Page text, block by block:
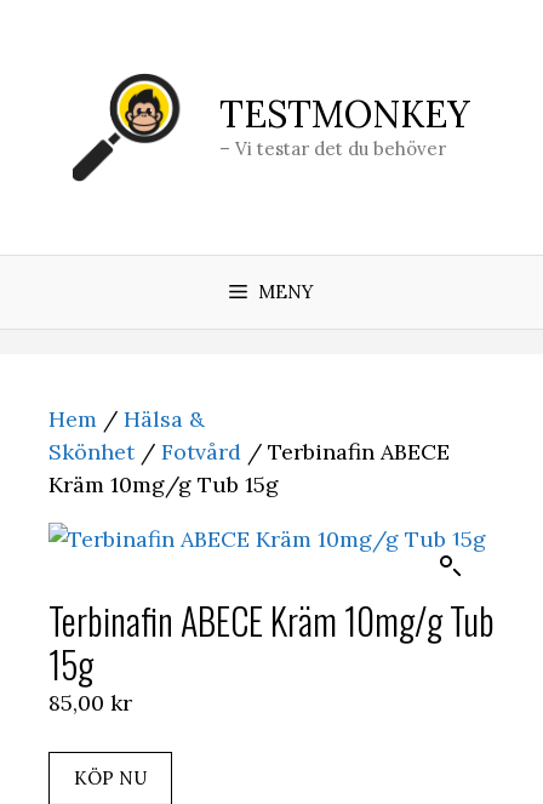
TESTMONKEY
– Vi testar det du behöver
MENY
Hem / Hälsa &
Skönhet/ Fotvård / Terbinafin ABECE
Kräm 10mg/g Tub 15g
Terbinafin ABECE Kräm 10mg/g Tub
15g
85,00 kr
KÖP NU